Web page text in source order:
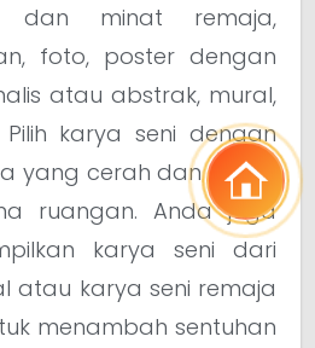
dan minat remaja,
foto, poster dengan
atau abstrak, mural,
karya seni dengan
yang cerah dan sesuai
ruangan. Anda juga
karya seni dari
atau karya seni remaja
menambah sentuhan